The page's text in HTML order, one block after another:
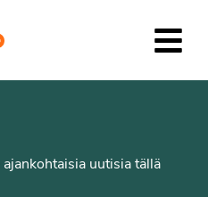
uutisia tällä